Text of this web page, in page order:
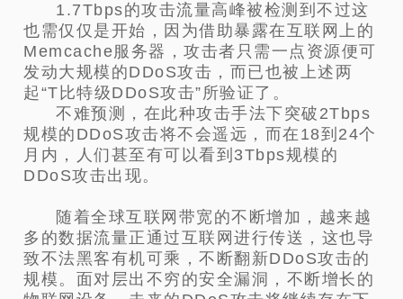
1.7Tbps的攻击流量高峰被检测到不过这
也需仅仅是开始，因为借助暴露在互联网上的
Memcache服务器，攻击者只需一点资源便可
发动大规模的DDoS攻击，而已也被上述两
起“T比特级DDoS攻击”所验证了。
不难预测，在此种攻击手法下突破2Tbps
规模的DDoS攻击将不会遥远，而在18到24个
月内，人们甚至有可以看到3Tbps规模的
DDoS攻击出现。
随着全球互联网带宽的不断增加，越来越
多的数据流量正通过互联网进行传送，这也导
致不法黑客有机可乘，不断翻新DDoS攻击的
规模。面对层出不穷的安全漏洞，不断增长的